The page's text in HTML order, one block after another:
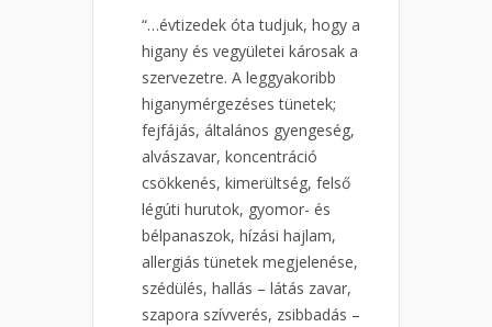
“…évtizedek óta tudjuk, hogy a
higany és vegyületei károsak a
szervezetre. A leggyakoribb
higanymérgezéses tünetek;
fejfájás, általános gyengeség,
alvászavar, koncentráció
csökkenés, kimerültség, felső
légúti hurutok, gyomor- és
bélpanaszok, hízási hajlam,
allergiás tünetek megjelenése,
szédülés, hallás – látás zavar,
szapora szívverés, zsibbadás –